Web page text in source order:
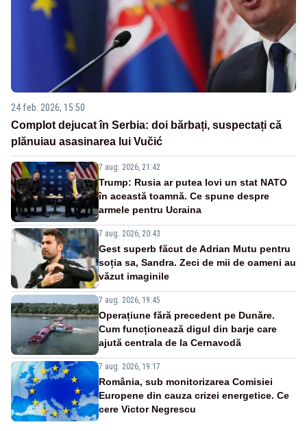
24 feb. 2026, 15:50
Complot dejucat în Serbia: doi bărbați, suspectați că
plănuiau asasinarea lui Vučić
7 aug. 2026, 21:42
Trump: Rusia ar putea lovi un stat NATO
în această toamnă. Ce spune despre
armele pentru Ucraina
7 aug. 2026, 20:43
Gest superb făcut de Adrian Mutu pentru
soția sa, Sandra. Zeci de mii de oameni au
văzut imaginile
7 aug. 2026, 19:45
Operațiune fără precedent pe Dunăre.
Cum funcționează digul din barje care
ajută centrala de la Cernavodă
7 aug. 2026, 19:17
România, sub monitorizarea Comisiei
Europene din cauza crizei energetice. Ce
cere Victor Negrescu